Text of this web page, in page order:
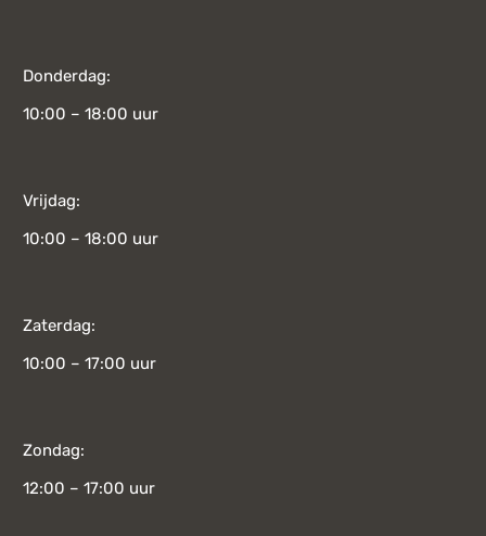
Donderdag:
10:00 – 18:00 uur
Vrijdag:
10:00 – 18:00 uur
Zaterdag:
10:00 – 17:00 uur
Zondag:
12:00 – 17:00 uur